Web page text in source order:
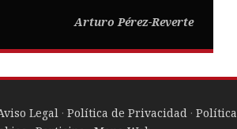
Arturo Pérez-Reverte
Legal · Política de Privacidad · Política